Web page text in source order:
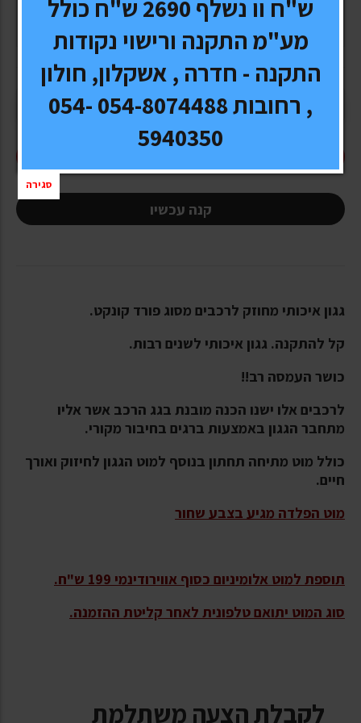
קנה עכשיו
גגון איכותי מחוזק לרכבים מסוג פורד קונקט.
קל להתקנה. גגון איכותי לשנים רבות.
כושר העמסה רב!!
לרכבים אלו ישנו הכנה מובנת בגג הרכב אשר אליו
מתחבר הגגון באמצעות ברגים בחיבור מקורי.
כולל מוט מתיחה תחתון בנוסף למוט הגגון לחיזוק ואורך
חיים.
מוט הפלדה מגיע בצבע שחור
תוספת למוט אלומיניום כסוף אווירודינמי 199 ש"ח.
סוג המוט יתואם טלפונית לאחר קליטת ההזמנה.
לקבלת הצעה משתלמת
ש"ח וו נשלף 2690 ש"ח כולל
מע"מ התקנה ורישוי נקודות
התקנה - חדרה , אשקלון, חולון
, רחובות 054-8074488 054-
5940350
סגירה